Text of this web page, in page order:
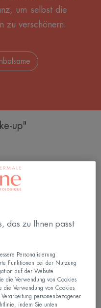
um selbst die
zu verschönern.
up"
das zu Ihnen passt
Personalisierung
Funktionen bei der Nutzung
auf der Website
die Verwendung von Cookies
die Verwendung von Cookies
personenbezogener
indem Sie unten